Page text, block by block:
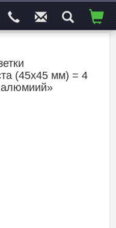
(45х45 мм) = 4